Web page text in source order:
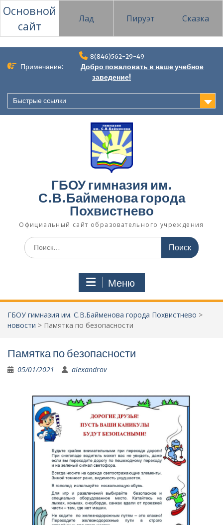
Основной
сайт
Лад Пируэт Сказка
содержимому
8(846)562-29-49
Примечание:
Добро пожаловать в наше учебное
заведение!
Быстрые ссылки
ГБОУ гимназия им.
С.В.Байменова города
Похвистнево
Официальный сайт образовательного учреждения
Поиск
по:
Меню
ГБОУ гимназия им. С.В.Байменова города Похвистнево >
новости > Памятка по безопасности
Памятка по безопасности
05/01/2021 alexandrov